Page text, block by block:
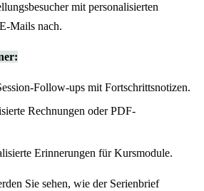
mit personalisierten
Mails nach.
Follow-ups mit Fortschrittsnotizen.
Rechnungen oder PDF-
Erinnerungen für Kursmodule.
Sie sehen, wie der Serienbrief